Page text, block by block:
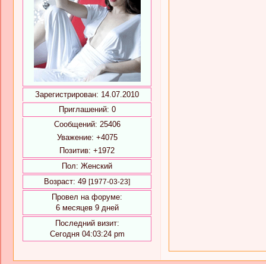
Зарегистрирован: 14.07.2010
Приглашений: 0
Сообщений: 25406
Уважение: +4075
Позитив: +1972
Пол: Женский
Возраст: 49 [1977-03-23]
Провел на форуме:
6 месяцев 9 дней
Последний визит:
Сегодня 04:03:24 pm